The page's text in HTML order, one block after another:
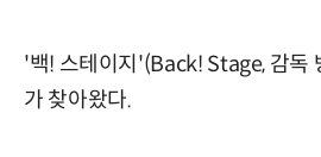
'백! 스테이지'(Back! Stage, 감독
가 찾아왔다.